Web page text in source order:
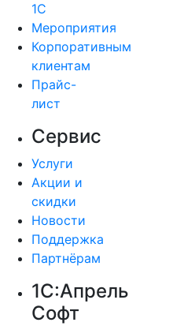
1С
Мероприятия
Корпоративным
клиентам
Прайс-
лист
Сервис
Услуги
Акции и
скидки
Новости
Поддержка
Партнёрам
1С:Апрель
Софт